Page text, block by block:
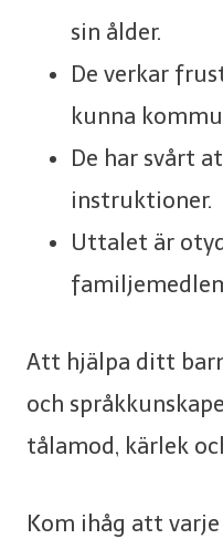
sin ålder.
De verkar
kunna
De har svårt
instruktioner.
Uttalet är
Att hjälpa ditt
och
tålamod, kärlek
Kom ihåg att